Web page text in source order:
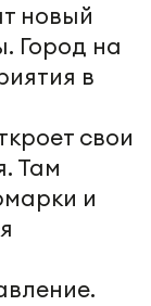
новый
Город на
в
свои
Там
и